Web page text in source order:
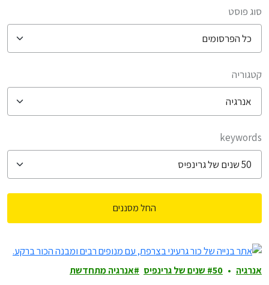
סוג פוסט
קטגוריה
keywords
החל מסננים
filtered results
אנרגיה 50 שנים של גרינפיס אנרגיה מתחדשת